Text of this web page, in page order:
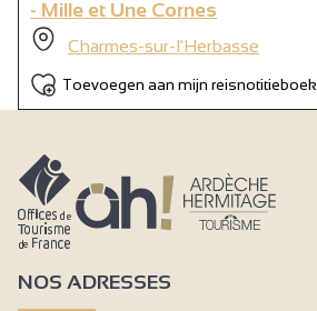
- Mille et Une Cornes
Charmes-sur-l'Herbasse
Toevoegen aan mijn reisnotitieboek
NOS ADRESSES